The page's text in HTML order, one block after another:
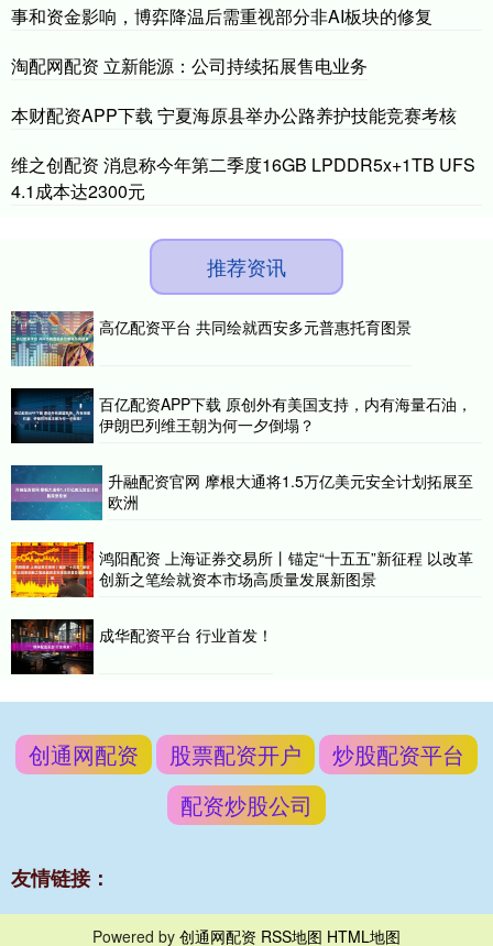
事和资金影响，博弈降温后需重视部分非AI板块的修复
淘配网配资 立新能源：公司持续拓展售电业务
本财配资APP下载 宁夏海原县举办公路养护技能竞赛考核
维之创配资 消息称今年第二季度16GB LPDDR5x+1TB UFS
4.1成本达2300元
推荐资讯
高亿配资平台 共同绘就西安多元普惠托育图景
百亿配资APP下载 原创外有美国支持，内有海量石油，
伊朗巴列维王朝为何一夕倒塌？
升融配资官网 摩根大通将1.5万亿美元安全计划拓展至
欧洲
鸿阳配资 上海证券交易所丨锚定“十五五”新征程 以改革
创新之笔绘就资本市场高质量发展新图景
成华配资平台 行业首发！
创通网配资 股票配资开户
炒股配资平台
配资炒股公司
友情链接：
Powered by 创通网配资 RSS地图 HTML地图